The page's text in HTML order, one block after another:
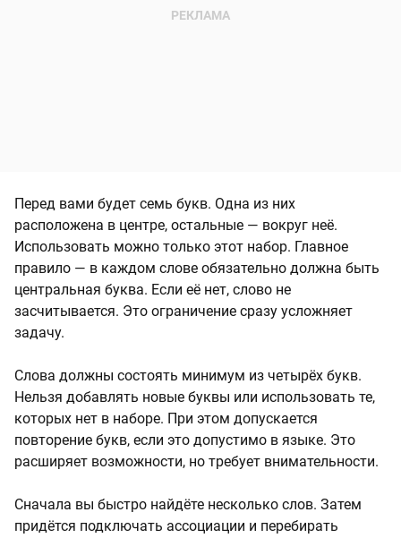
Перед вами будет семь букв. Одна из них
расположена в центре, остальные — вокруг неё.
Использовать можно только этот набор. Главное
правило — в каждом слове обязательно должна быть
центральная буква. Если её нет, слово не
засчитывается. Это ограничение сразу усложняет
задачу.
Слова должны состоять минимум из четырёх букв.
Нельзя добавлять новые буквы или использовать те,
которых нет в наборе. При этом допускается
повторение букв, если это допустимо в языке. Это
расширяет возможности, но требует внимательности.
Сначала вы быстро найдёте несколько слов. Затем
придётся подключать ассоциации и перебирать